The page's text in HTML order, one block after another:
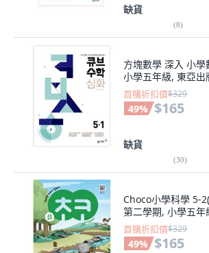
缺貨
(8)
方塊數學 深入 小
小學五年級, 東亞出
首購折扣價$329
49% $165
缺貨
(30)
Choco小學科學 5-
第二學期, 小學五年
首購折扣價$329
49% $165